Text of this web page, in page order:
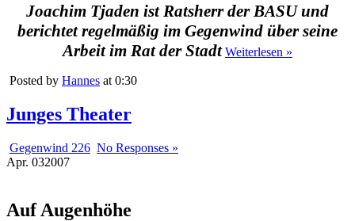
Joachim Tjaden ist Ratsherr der BASU und
berichtet regelmäßig im Gegenwind über seine
Arbeit im Rat der Stadt Weiterlesen »
Posted by Hannes at 0:30
Junges Theater
Gegenwind 226 No Responses »
Apr. 032007
Auf Augenhöhe